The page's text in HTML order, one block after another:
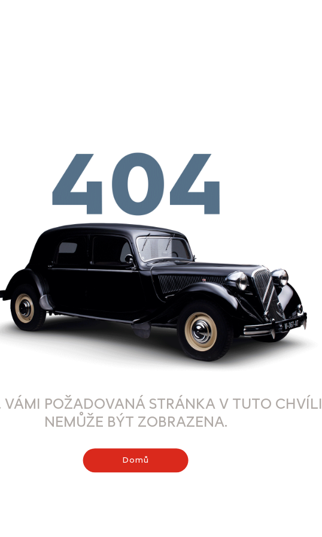
VÁMI POŽADOVANÁ STRÁNKA V TUTO CHVÍLI
NEMŮŽE BÝT ZOBRAZENA.
Domů